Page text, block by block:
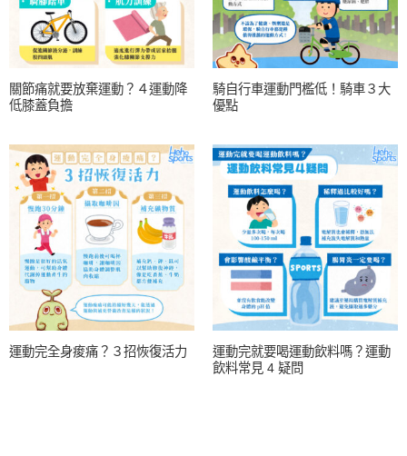
關節痛就要放棄運動？４運動降
低膝蓋負擔
騎自行車運動門檻低！騎車３大
優點
運動完全身痠痛？３招恢復活力
運動完就要喝運動飲料嗎？運動
飲料常見 4 疑問